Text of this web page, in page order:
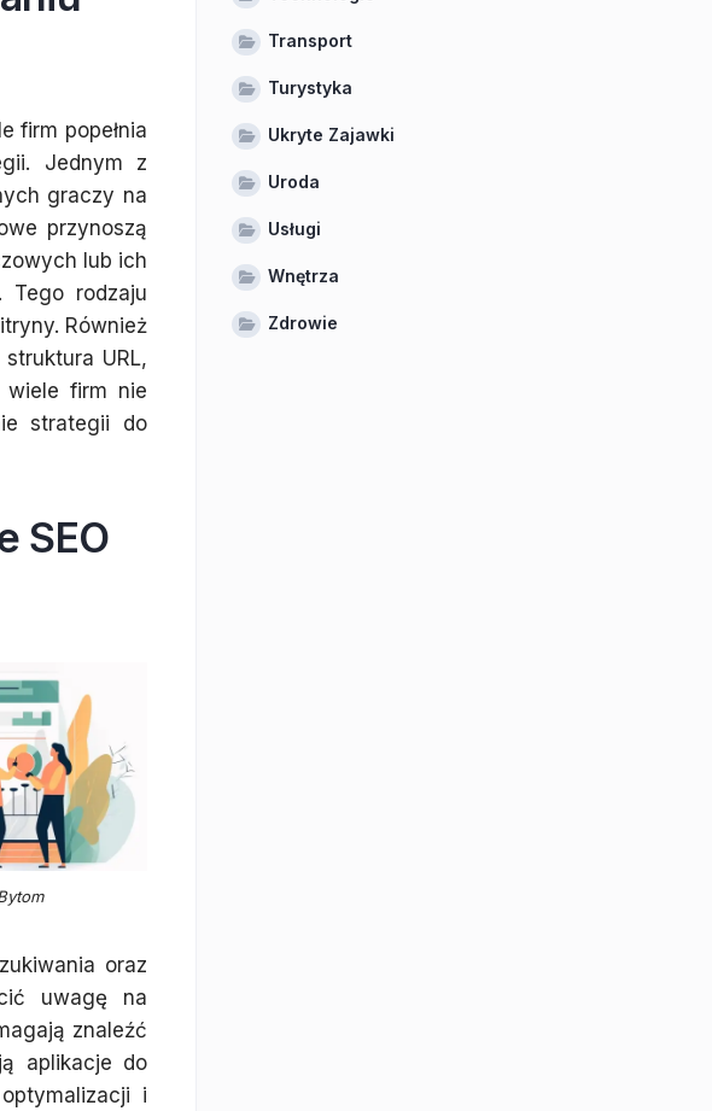
firm popełnia
Jednym z
graczy na
przynoszą
lub ich
rodzaju
Również
URL,
wiele firm nie
strategii do
SEO
oraz
uwagę na
znaleźć
aplikacje do
i
Transport
Turystyka
Ukryte Zajawki
Uroda
Usługi
Wnętrza
Zdrowie